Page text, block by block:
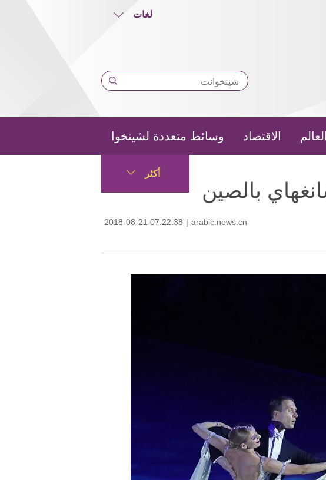
لغات
العالم الاقتصاد وسائط متعددة لشينخوا
أكثر
2018-08-21 07:22:38 | arabic.news.cn